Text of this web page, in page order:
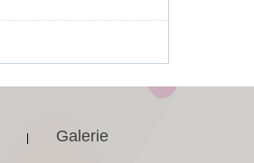
| Galerie